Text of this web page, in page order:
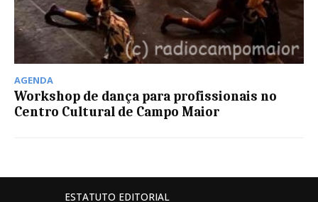
AGENDA
Workshop de dança para profissionais no
Centro Cultural de Campo Maior
ESTATUTO EDITORIAL